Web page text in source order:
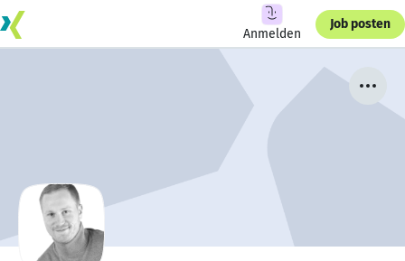
Anmelden
Job posten